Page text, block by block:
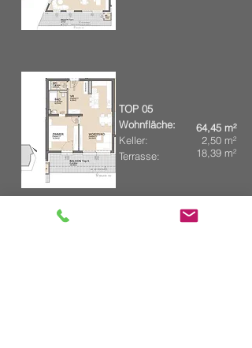
64,45 m²
2,50 m²
18,39 m²​
​TOP 05
Wohnfläche:
Keller:
Terrasse: